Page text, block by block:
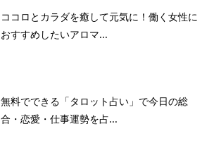
ココロとカラダを癒して元気に！働く女性に
おすすめしたいアロマ...
無料でできる「タロット占い」で今日の総
合・恋愛・仕事運勢を占...